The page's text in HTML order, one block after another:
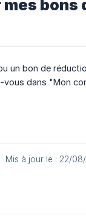
bons
un bon de
vous dans "Mon
Mis à jour le : 22/